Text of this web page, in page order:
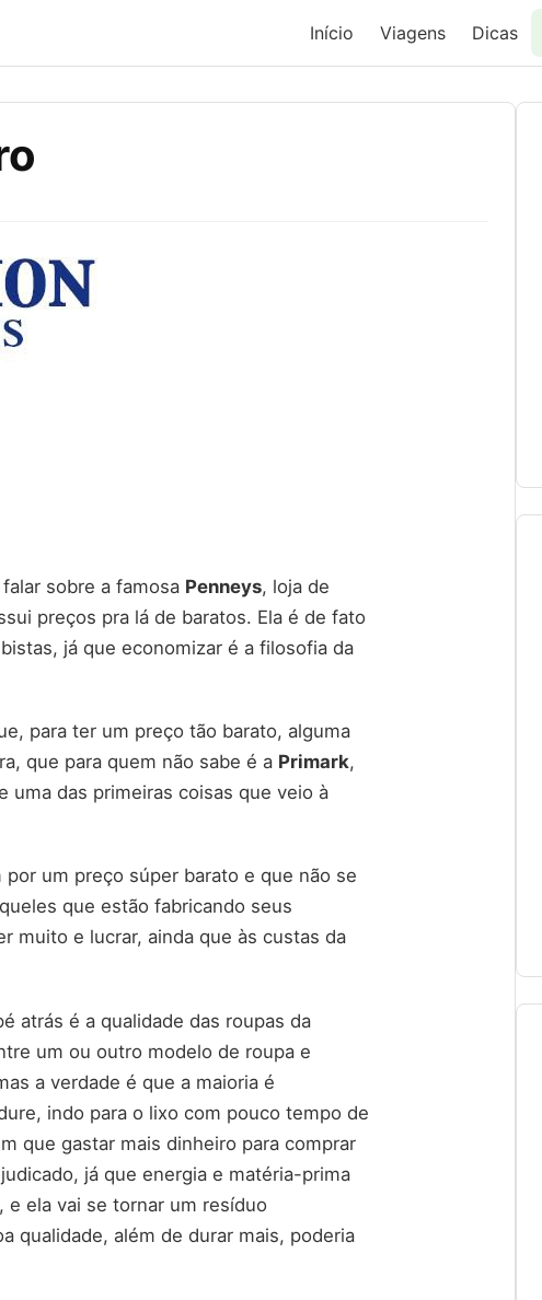
Início Viagens Dicas
sobre a famosa Penneys, loja de
preços pra lá de baratos. Ela é de fato
já que economizar é a filosofia da
para ter um preço tão barato, alguma
que para quem não sabe é a Primark,
uma das primeiras coisas que veio à
um preço súper barato e que não se
que estão fabricando seus
muito e lucrar, ainda que às custas da
atrás é a qualidade das roupas da
um ou outro modelo de roupa e
a verdade é que a maioria é
indo para o lixo com pouco tempo de
que gastar mais dinheiro para comprar
já que energia e matéria-prima
e ela vai se tornar um resíduo
qualidade, além de durar mais, poderia